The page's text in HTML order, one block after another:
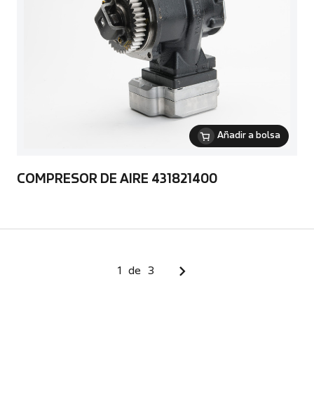
Añadir a bolsa
COMPRESOR DE AIRE 431821400
1 de 3